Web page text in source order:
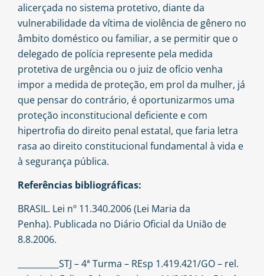
alicerçada no sistema protetivo, diante da
vulnerabilidade da vítima de violência de gênero no
âmbito doméstico ou familiar, a se permitir que o
delegado de polícia represente pela medida
protetiva de urgência ou o juiz de ofício venha
impor a medida de proteção, em prol da mulher, já
que pensar do contrário, é oportunizarmos uma
proteção inconstitucional deficiente e com
hipertrofia do direito penal estatal, que faria letra
rasa ao direito constitucional fundamental à vida e
à segurança pública.
Referências bibliográficas:
BRASIL. Lei nº 11.340.2006 (Lei Maria da
Penha). Publicada no Diário Oficial da União de
8.8.2006.
__________STJ – 4ª Turma – REsp 1.419.421/GO – rel.